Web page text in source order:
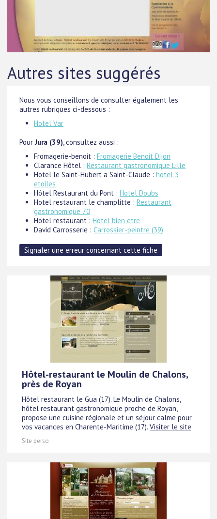
Autres sites suggérés
Nous vous conseillons de consulter également les
autres rubriques ci-dessous :
Hotel Var
PourJura (39), consultez aussi :
Fromagerie-benoit : Fromagerie Benoit Dijon
Clarance Hôtel : Restaurant gastronomique Lille
Hotel le Saint-Hubert a Saint-Claude : hotel 3
etoiles
Hôtel Restaurant du Pont : Hotel Doubs
Hotel restaurant le champlitte : Restaurant
gastronomique 70
Hotel restaurant : Hotel bien etre
David Carrosserie : Carrossier-peintre (39)
Hôtel-restaurant le Moulin de Chalons,
près de Royan
Hôtel restaurant le Gua (17). Le Moulin de Chalons,
hôtel restaurant gastronomique proche de Royan,
propose une cuisine régionale et un séjour calme pour
vos vacances en Charente-Maritime (17). Visiter le site
Site perso